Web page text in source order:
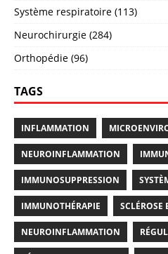
Système respiratoire (113)
Neurochirurgie (284)
Orthopédie (96)
TAGS
INFLAMMATION
NEUROINFLAMMATION
IMMUNOSUPPRESSION
IMMUNOTHÉRAPIE SCLÉROSE
NEUROINFLAMMATION